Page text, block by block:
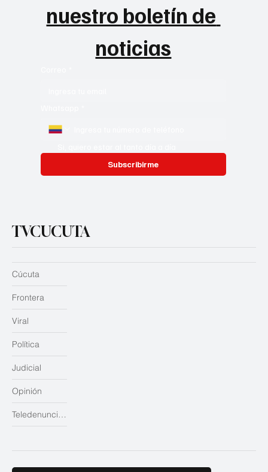
nuestro boletín de
noticias
Subscribirme
TVCUCUTA
Judicial
Opinión
Teledenuncias
Cúcuta
Frontera
Viral
Política